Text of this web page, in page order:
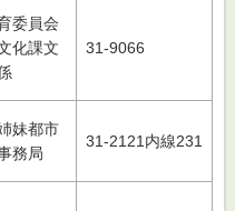
委員会
化課文
31-9066
妹都市
務局
31-2121内線231